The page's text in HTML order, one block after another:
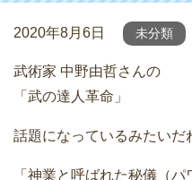
2020年8月6日 未分類
武術家 中野由哲さんの
「武の達人革命」
話題になっているみたいだ
「神業と呼ばれた秘儀（パ